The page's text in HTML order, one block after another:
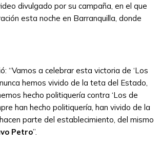
divulgado por su campaña, en el que
esta noche en Barranquilla, donde
“Vamos a celebrar esta victoria de ‘Los
hemos vivido de la teta del Estado,
hecho politiquería contra ‘Los de
han hecho politiquería, han vivido de la
parte del establecimiento, del mismo
Petro”.